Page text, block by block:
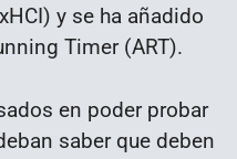
y se ha añadido
Timer (ART).
en poder probar
saber que deben